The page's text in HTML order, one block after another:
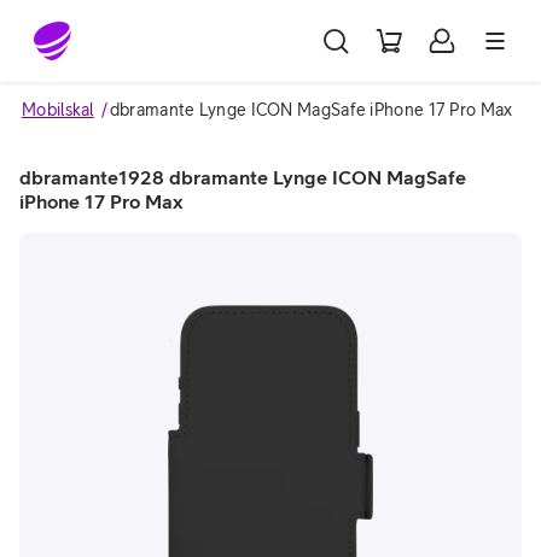
Gå till sidans innehåll
Mobilskal dbramante Lynge ICON MagSafe iPhone 17 Pro Max
dbramante1928 dbramante Lynge ICON MagSafe
iPhone 17 Pro Max